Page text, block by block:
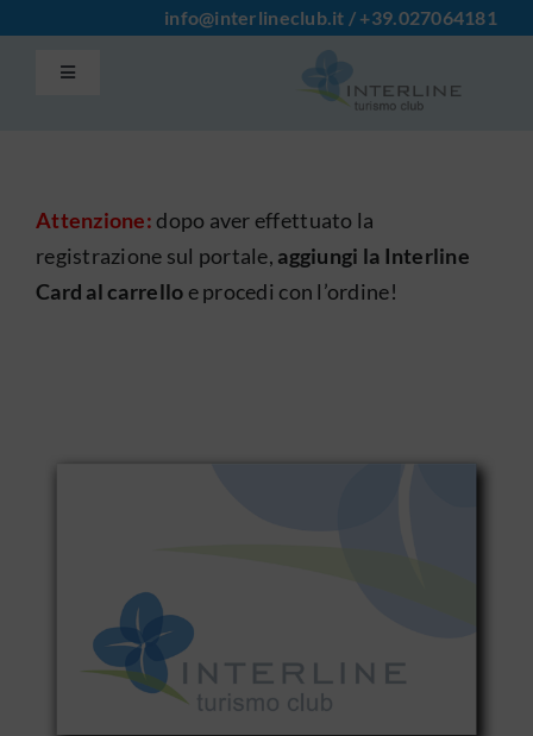
info@interlineclub.it / +39.027064181
Toggle
Home
Iscrizione Club
Attenzione: dopo aver effettuato la
registrazione sul portale, aggiungi la Interline
Card al carrello e procedi con l’ordine!